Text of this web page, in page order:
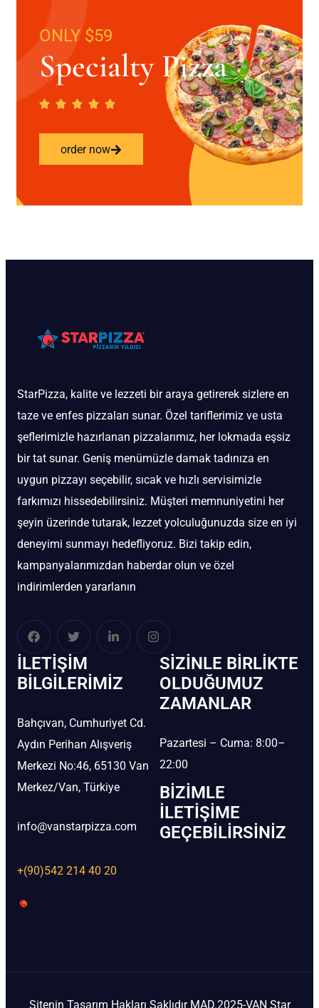
ONLY $59
Specialty Pizza
order now
StarPizza, kalite ve lezzeti bir araya getirerek sizlere en
taze ve enfes pizzaları sunar. Özel tariflerimiz ve usta
şeflerimizle hazırlanan pizzalarımız, her lokmada eşsiz
bir tat sunar. Geniş menümüzle damak tadınıza en
uygun pizzayı seçebilir, sıcak ve hızlı servisimizle
farkımızı hissedebilirsiniz. Müşteri memnuniyetini her
şeyin üzerinde tutarak, lezzet yolculuğunuzda size en iyi
deneyimi sunmayı hedefliyoruz. Bizi takip edin,
kampanyalarımızdan haberdar olun ve özel
indirimlerden yararlanın
İLETIŞIM
BİLGILERIMIZ
Bahçıvan, Cumhuriyet Cd.
Aydın Perihan Alışveriş
Merkezi No:46, 65130 Van
Merkez/Van, Türkiye
info@vanstarpizza.com
+(90)542 214 40 20
SIZINLE BIRLIKTE
OLDUĞUMUZ
ZAMANLAR
Pazartesi – Cuma: 8:00–
22:00
BIZIMLE
İLETIŞIME
GEÇEBILIRSINIZ
Sitenin Tasarım Hakları Saklıdır MAD.2025-VAN Star